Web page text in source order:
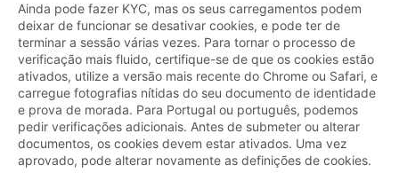
Ainda pode fazer KYC, mas os seus carregamentos podem
deixar de funcionar se desativar cookies, e pode ter de
terminar a sessão várias vezes. Para tornar o processo de
verificação mais fluido, certifique-se de que os cookies estão
ativados, utilize a versão mais recente do Chrome ou Safari, e
carregue fotografias nítidas do seu documento de identidade
e prova de morada. Para Portugal ou português, podemos
pedir verificações adicionais. Antes de submeter ou alterar
documentos, os cookies devem estar ativados. Uma vez
aprovado, pode alterar novamente as definições de cookies.